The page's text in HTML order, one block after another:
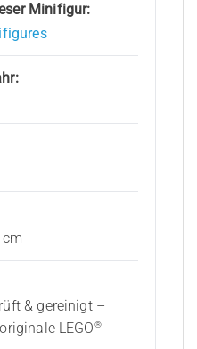
Minifigur:
cm
& gereinigt –
LEGO®